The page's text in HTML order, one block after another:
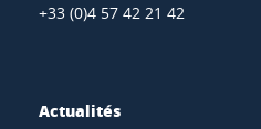
+33 (0)4 57 42 21 42
Actualités